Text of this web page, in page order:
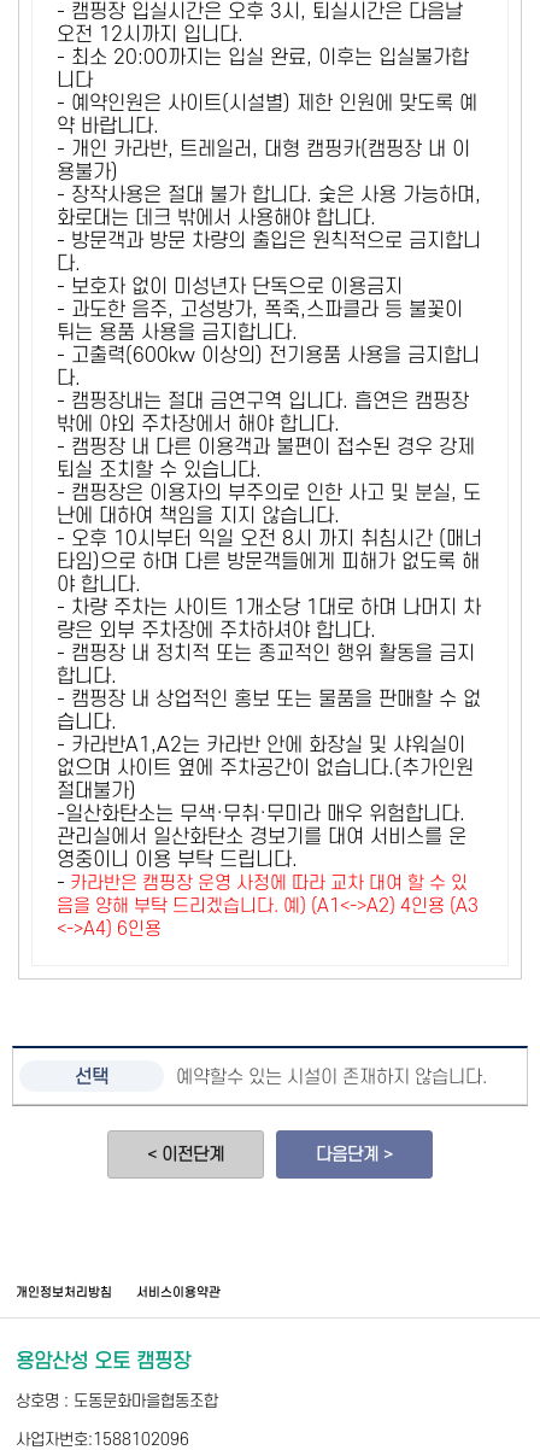
- 캠핑장 입실시간은 오후 3시, 퇴실시간은 다음날
오전 12시까지 입니다.
- 최소 20:00까지는 입실 완료, 이후는 입실불가합
니다
- 예약인원은 사이트(시설별) 제한 인원에 맞도록 예
약 바랍니다.
- 개인 카라반, 트레일러, 대형 캠핑카(캠핑장 내 이
용불가)
- 장작사용은 절대 불가 합니다. 숯은 사용 가능하며,
화로대는 데크 밖에서 사용해야 합니다.
- 방문객과 방문 차량의 출입은 원칙적으로 금지합니
다.
- 보호자 없이 미성년자 단독으로 이용금지
- 과도한 음주, 고성방가, 폭죽,스파클라 등 불꽃이
튀는 용품 사용을 금지합니다.
- 고출력(600kw 이상의) 전기용품 사용을 금지합니
다.
- 캠핑장내는 절대 금연구역 입니다. 흡연은 캠핑장
밖에 야외 주차장에서 해야 합니다.
- 캠핑장 내 다른 이용객과 불편이 접수된 경우 강제
퇴실 조치할 수 있습니다.
- 캠핑장은 이용자의 부주의로 인한 사고 및 분실, 도
난에 대하여 책임을 지지 않습니다.
- 오후 10시부터 익일 오전 8시 까지 취침시간 (매너
타임)으로 하며 다른 방문객들에게 피해가 없도록 해
야 합니다.
- 차량 주차는 사이트 1개소당 1대로 하며 나머지 차
량은 외부 주차장에 주차하셔야 합니다.
- 캠핑장 내 정치적 또는 종교적인 행위 활동을 금지
합니다.
- 캠핑장 내 상업적인 홍보 또는 물품을 판매할 수 없
습니다.
- 카라반A1,A2는 카라반 안에 화장실 및 샤워실이
없으며 사이트 옆에 주차공간이 없습니다.(추가인원
절대불가)
-일산화탄소는 무색·무취·무미라 매우 위험합니다.
관리실에서 일산화탄소 경보기를 대여 서비스를 운
영중이니 이용 부탁 드립니다.
- 카라반은 캠핑장 운영 사정에 따라 교차 대여 할 수 있
음을 양해 부탁 드리겠습니다. 예) (A1<->A2) 4인용 (A3
<->A4) 6인용
예약할수 있는 시설이 존재하지 않습니다.
< 이전단계 다음단계 >
개인정보처리방침 서비스이용약관
용암산성 오토 캠핑장
상호명 : 도동문화마을협동조합
사업자번호:1588102096